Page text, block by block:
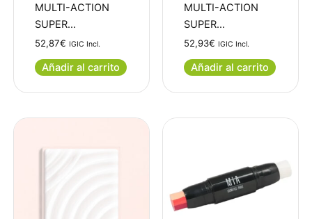
MULTI-ACTION
SUPER…
52,87€ IGIC Incl.
Añadir al carrito
MULTI-ACTION
SUPER…
52,93€ IGIC Incl.
Añadir al carrito